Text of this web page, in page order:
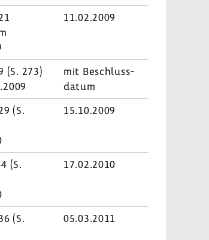
11.02.2009
(S. 273)
mit Beschluss­
datum
(S.
15.10.2009
(S.
17.02.2010
(S.
05.03.2011